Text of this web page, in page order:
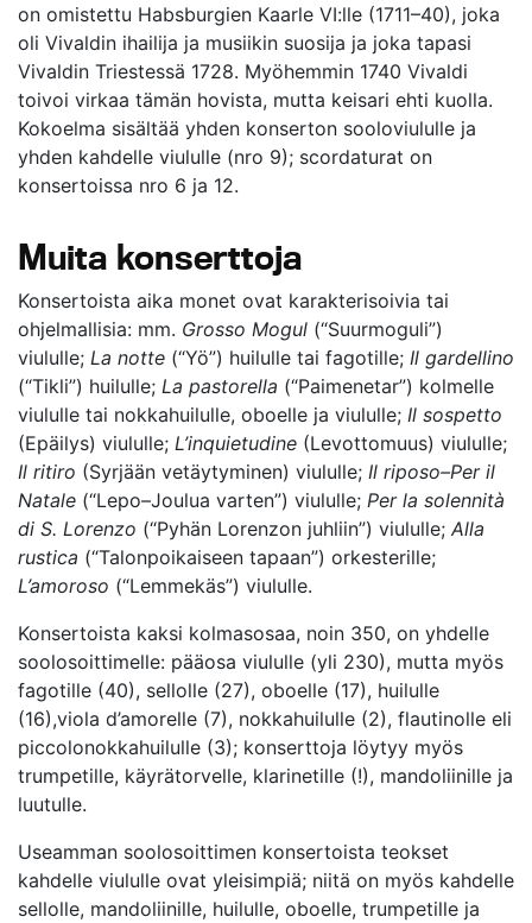
on omistettu Habsburgien Kaarle VI:lle (1711–40), joka
oli Vivaldin ihailija ja musiikin suosija ja joka tapasi
Vivaldin Triestessä 1728. Myöhemmin 1740 Vivaldi
toivoi virkaa tämän hovista, mutta keisari ehti kuolla.
Kokoelma sisältää yhden konserton sooloviululle ja
yhden kahdelle viululle (nro 9); scordaturat on
konsertoissa nro 6 ja 12.
Muita konserttoja
Konsertoista aika monet ovat karakterisoivia tai
ohjelmallisia: mm. Grosso Mogul (“Suurmoguli”)
viululle; La notte (“Yö”) huilulle tai fagotille; Il gardellino
(“Tikli”) huilulle; La pastorella (“Paimenetar”) kolmelle
viululle tai nokkahuilulle, oboelle ja viululle; Il sospetto
(Epäilys) viululle; L’inquietudine (Levottomuus) viululle;
Il ritiro (Syrjään vetäytyminen) viululle; Il riposo–Per il
Natale (“Lepo–Joulua varten”) viululle; Per la solennità
di S. Lorenzo (“Pyhän Lorenzon juhliin”) viululle; Alla
rustica (“Talonpoikaiseen tapaan”) orkesterille;
L’amoroso (“Lemmekäs”) viululle.
Konsertoista kaksi kolmasosaa, noin 350, on yhdelle
soolosoittimelle: pääosa viululle (yli 230), mutta myös
fagotille (40), sellolle (27), oboelle (17), huilulle
(16),viola d’amorelle (7), nokkahuilulle (2), flautinolle eli
piccolonokkahuilulle (3); konserttoja löytyy myös
trumpetille, käyrätorvelle, klarinetille (!), mandoliinille ja
luutulle.
Useamman soolosoittimen konsertoista teokset
kahdelle viululle ovat yleisimpiä; niitä on myös kahdelle
sellolle, mandoliinille, huilulle, oboelle, trumpetille ja